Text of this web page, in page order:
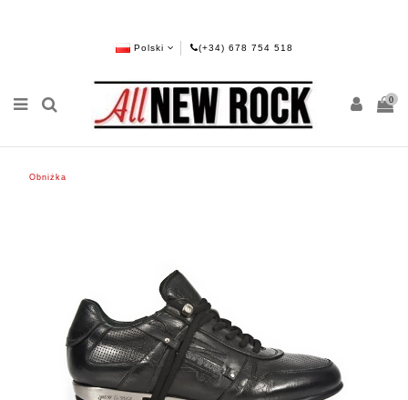
Polski (+34) 678 754 518
0
Obniżka